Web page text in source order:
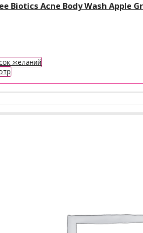
Biotics Acne Body Wash Apple
желаний